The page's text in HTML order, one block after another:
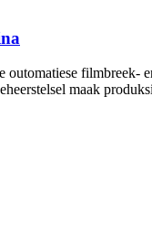
filmbreek-
maak